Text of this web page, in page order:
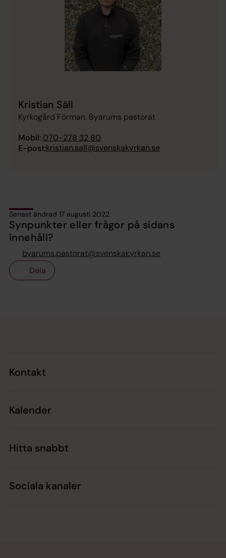
Kristian Säll
Kyrkogård Förman, Byarums pastorat
Mobil: 070-278 32 80
E-post:kristian.sall@svenskakyrkan.se
Senast ändrad 17 augusti 2022
Synpunkter eller frågor på sidans
innehåll?
byarums.pastorat@svenskakyrkan.se
Dela
Kontakt
Kalender
Hitta snabbt
Sociala kanaler